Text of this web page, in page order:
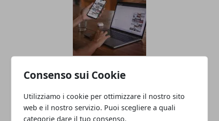
Consenso sui Cookie
Utilizziamo i cookie per ottimizzare il nostro sito
web e il nostro servizio. Puoi scegliere a quali
categorie dare il tuo consenso.
Come aprire un blog: consigli per